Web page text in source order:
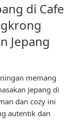
di Cafe
Jepang
memang
Jepang di
dan cozy ini
autentik dan